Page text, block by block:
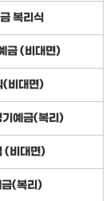
복리식
금 (비대면)
(비대면)
예금(복리)
(비대면)
(복리)